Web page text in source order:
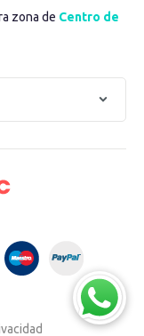
zona de Centro de